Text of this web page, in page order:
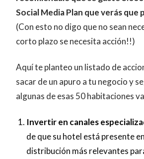
Social Media Plan que verás que
(Con esto no digo que no sean
corto plazo se necesita acción!!)
Aquí te planteo un listado de
sacar de un apuro a tu negocio y
algunas de esas 50 habitaciones
Invertir en canales
de que su hotel está presente
distribución más relevantes